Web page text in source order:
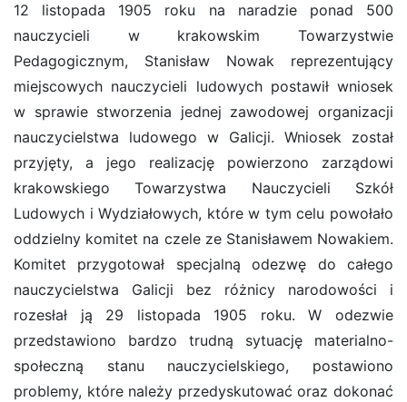
12 listopada 1905 roku na naradzie ponad 500
nauczycieli w krakowskim Towarzystwie
Pedagogicznym, Stanisław Nowak reprezentujący
miejscowych nauczycieli ludowych postawił wniosek
w sprawie stworzenia jednej zawodowej organizacji
nauczycielstwa ludowego w Galicji. Wniosek został
przyjęty, a jego realizację powierzono zarządowi
krakowskiego Towarzystwa Nauczycieli Szkół
Ludowych i Wydziałowych, które w tym celu powołało
oddzielny komitet na czele ze Stanisławem Nowakiem.
Komitet przygotował specjalną odezwę do całego
nauczycielstwa Galicji bez różnicy narodowości i
rozesłał ją 29 listopada 1905 roku. W odezwie
przedstawiono bardzo trudną sytuację materialno-
społeczną stanu nauczycielskiego, postawiono
problemy, które należy przedyskutować oraz dokonać